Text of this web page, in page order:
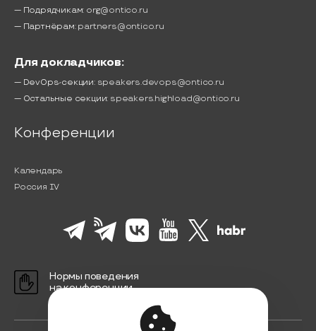
— Подрядчикам: org@ontico.ru
— Партнёрам: partners@ontico.ru
Для докладчиков:
— DevOps-секции: speakers.devops@ontico.ru
— Остальные секции: speakers.highload@ontico.ru
Конференции
Календарь
Россия IV
Нормы поведения
на конференции